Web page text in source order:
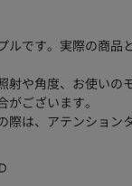
ルです。実際の商品
射や角度、お使いの
ございます。
は、アテンション